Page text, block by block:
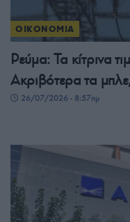
ΟΙΚΟΝΟΜΙΑ
Ρεύμα: Τα κίτρινα
Ακριβότερα τα
26/07/2026 - 8:57πμ